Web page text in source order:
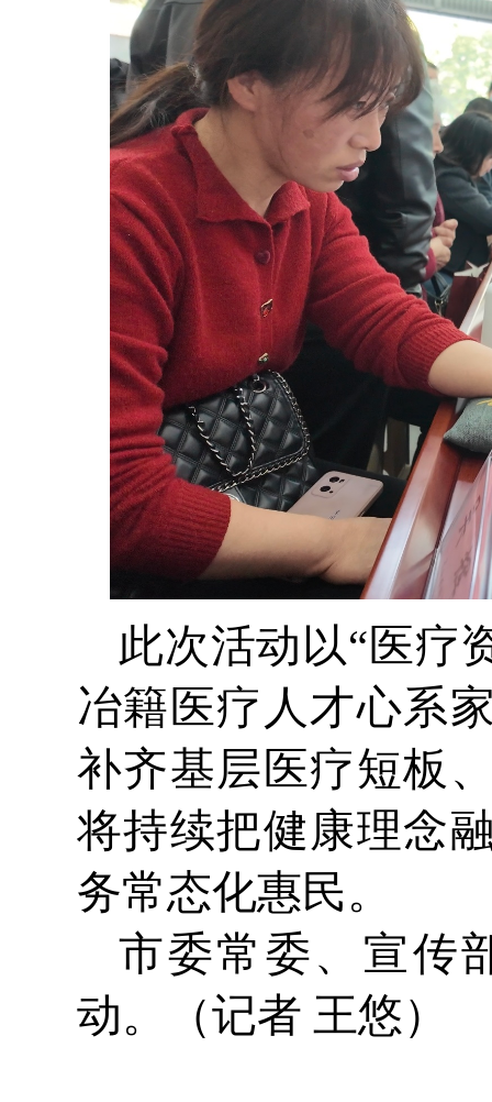
此次活动以“医疗
冶籍医疗人才心系
补齐基层医疗短板
将持续把健康理念
务常态化惠民。
市委常委、宣传
动。（记者 王悠）